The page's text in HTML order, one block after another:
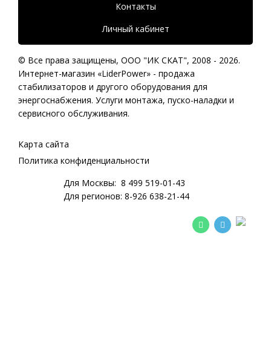
Контакты
Личный кабинет
© Все права защищены, ООО "ИК СКАТ", 2008 - 2026.
Интернет-магазин «LiderPower» - продажа
стабилизаторов и другого оборудования для
энергоснабжения. Услуги монтажа, пуско-наладки и
сервисного обслуживания.
Карта сайта
Политика конфиденциальности
Для Москвы: 8 499 519-01-43
Для регионов: 8-926 638-21-44